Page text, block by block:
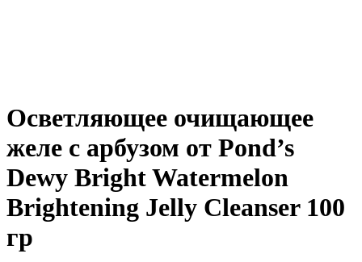
Осветляющее очищающее
желе с арбузом от Pond’s
Dewy Bright Watermelon
Brightening Jelly Cleanser 100
гр